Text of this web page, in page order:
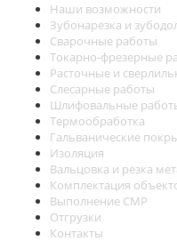
Наши возможности
Зубонарезка и
Сварочные работы
Токарно-фрезерные
Расточные и
Слесарные работы
Шлифовальные
Термообработка
Гальванические
Изоляция
Вальцовка и резка
Комплектация
Выполнение СМР
Отгрузки
Контакты